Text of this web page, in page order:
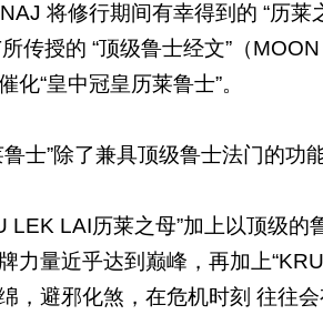
将修行期间有幸得到的 “历
传授的 “顶级鲁士经文”（
化“皇中冠皇历莱鲁士”。
鲁士”除了兼具顶级鲁士法门的
LEK LAI历莱之母”加上以顶级
力量近乎达到巅峰，再加上
，避邪化煞，在危机时刻 往往